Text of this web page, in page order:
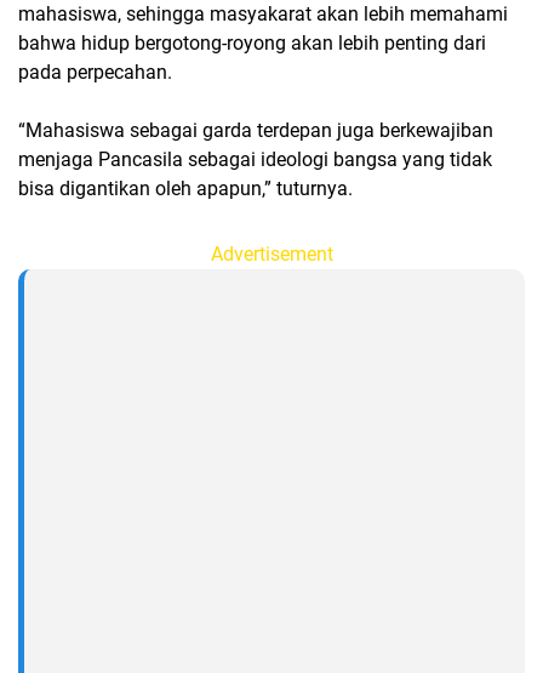
mahasiswa, sehingga masyakarat akan lebih memahami
bahwa hidup bergotong-royong akan lebih penting dari
pada perpecahan.
“Mahasiswa sebagai garda terdepan juga berkewajiban
menjaga Pancasila sebagai ideologi bangsa yang tidak
bisa digantikan oleh apapun,” tuturnya.
Advertisement